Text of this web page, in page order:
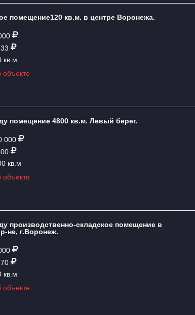
помещение120 кв.м. в центре Воронежа.
кв.м
объекте
помещение 4800 кв.м. Левый берег.
000
кв.м
объекте
производственно-складское помещение в
не, г.Воронеж.
кв.м
объекте